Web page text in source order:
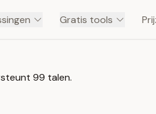
Gratis tools
99 talen.